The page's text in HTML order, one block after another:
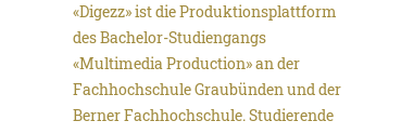
«Digezz» ist die Produktionsplattform
des Bachelor-Studiengangs
«Multimedia Production» an der
Fachhochschule Graubünden und der
Berner Fachhochschule. Studierende